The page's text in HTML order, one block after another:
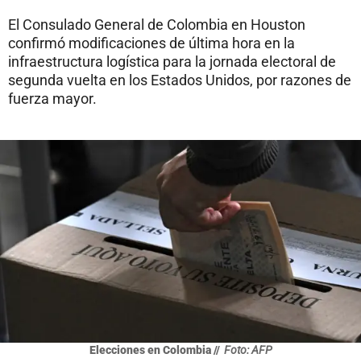
El Consulado General de Colombia en Houston
confirmó modificaciones de última hora en la
infraestructura logística para la jornada electoral de
segunda vuelta en los Estados Unidos, por razones de
fuerza mayor.
Elecciones en Colombia // Foto: AFP